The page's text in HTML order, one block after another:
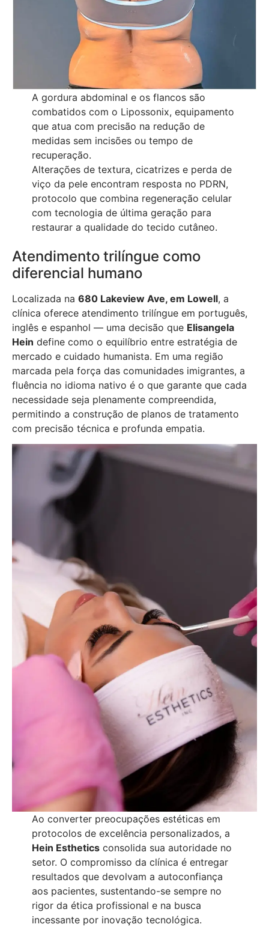
A gordura abdominal e os flancos são
combatidos com o Lipossonix, equipamento
que atua com precisão na redução de
medidas sem incisões ou tempo de
recuperação.
Alterações de textura, cicatrizes e perda de
viço da pele encontram resposta no PDRN,
protocolo que combina regeneração celular
com tecnologia de última geração para
restaurar a qualidade do tecido cutâneo.
Atendimento trilíngue como
diferencial humano
Localizada na 680 Lakeview Ave, em Lowell, a
clínica oferece atendimento trilíngue em português,
inglês e espanhol — uma decisão que Elisangela
Hein define como o equilíbrio entre estratégia de
mercado e cuidado humanista. Em uma região
marcada pela força das comunidades imigrantes, a
fluência no idioma nativo é o que garante que cada
necessidade seja plenamente compreendida,
permitindo a construção de planos de tratamento
com precisão técnica e profunda empatia.
Ao converter preocupações estéticas em
protocolos de excelência personalizados, a
Hein Estheticsconsolida sua autoridade no
setor. O compromisso da clínica é entregar
resultados que devolvam a autoconfiança
aos pacientes, sustentando-se sempre no
rigor da ética profissional e na busca
incessante por inovação tecnológica.